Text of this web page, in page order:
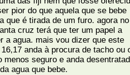
pior do que aquela que se bebe
que é tirada de um furo. agora no
cruz terá que ter um papel a
a agua. mais vou dizer que este
anda à procura de tacho ou
menos seguro e anda
agua que bebe.